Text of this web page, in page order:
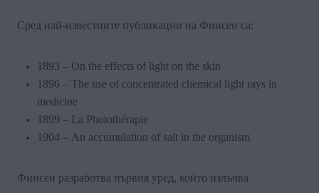
Сред най-известните публикации на Финсен са:
1893 – On the effects of light on the skin
1896 – The use of concentrated chemical light rays in
medicine
1899 – La Photothérapie
1904 – An accumulation of salt in the organism
Финсен разработва първия уред, който излъчва